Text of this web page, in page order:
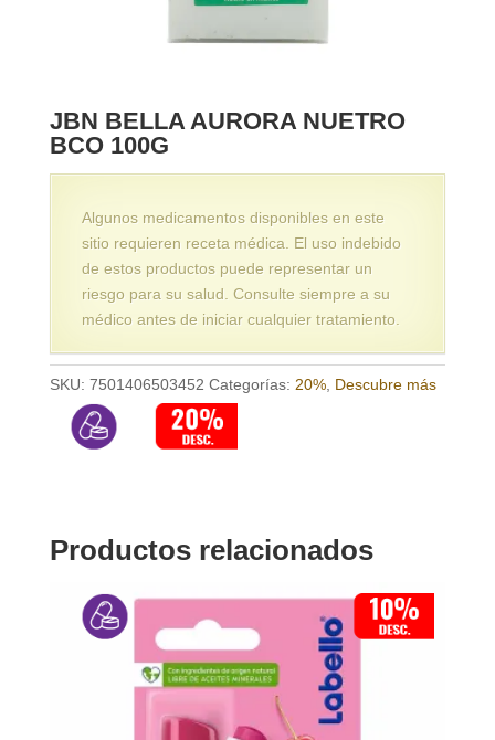
JBN BELLA AURORA NUETRO
BCO 100G
Algunos medicamentos disponibles en este
sitio requieren receta médica. El uso indebido
de estos productos puede representar un
riesgo para su salud. Consulte siempre a su
médico antes de iniciar cualquier tratamiento.
SKU: 7501406503452 Categorías: 20%, Descubre más
Productos relacionados